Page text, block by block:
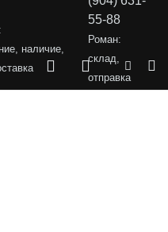
наличие,
55-88
Роман:
склад,
отправка